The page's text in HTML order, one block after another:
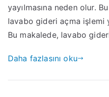
yayılmasına neden olur.
lavabo gideri açma işlemi
Bu makalede, lavabo
Daha fazlasını oku